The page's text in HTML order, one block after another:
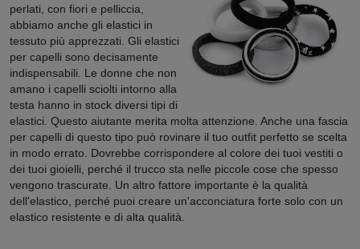
perlati, con fiori e pelliccia,
abbiamo anche gli elastici in
tessuto più apprezzati. Gli elastici
per capelli sono decisamente
indispensabili. Le donne che non
amano i capelli sciolti intorno alla
testa hanno in stock diversi tipi di
elastici. Questo aiutante merita molta attenzione. Anche una fascia
per capelli di questo tipo può rovinare il tuo outfit perfetto se scelta
in modo errato. Dovrebbe corrispondere al colore dei tuoi vestiti o
dei tuoi gioielli, perché il trucco sta nelle piccole cose che spesso
vengono trascurate. Un altro fattore importante è la qualità
dell'elastico, perché puoi creare un'acconciatura forte solo con un
elastico resistente e di alta qualità.